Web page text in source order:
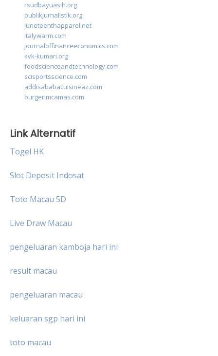
rsudbayuasih.org
publikjurnalistik.org
juneteenthapparel.net
italywarm.com
journaloffinanceeconomics.com
kvk-kumari.org
foodscienceandtechnology.com
scisportsscience.com
addisababacuisineaz.com
burgerimcamas.com
Link Alternatif
Togel HK
Slot Deposit Indosat
Toto Macau 5D
Live Draw Macau
pengeluaran kamboja hari ini
result macau
pengeluaran macau
keluaran sgp hari ini
toto macau